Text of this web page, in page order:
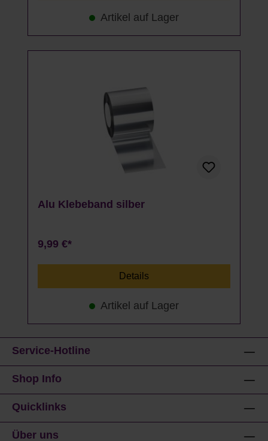
Artikel auf Lager
Alu Klebeband silber
9,99 €*
Details
Artikel auf Lager
Service-Hotline
Shop Info
Quicklinks
Über uns